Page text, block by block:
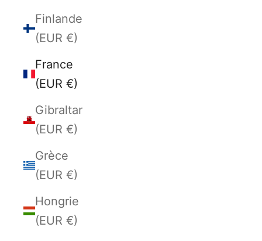
Finlande
(EUR €)
France
(EUR €)
Gibraltar
(EUR €)
Grèce
(EUR €)
Hongrie
(EUR €)